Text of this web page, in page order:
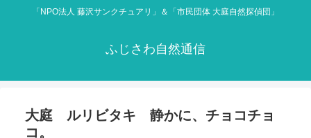
「NPO法人 藤沢サンクチュアリ」＆「市民団体 大庭自然探偵団」
ふじさわ自然通信
大庭 ルリビタキ 静かに、チョコチョ
コ。